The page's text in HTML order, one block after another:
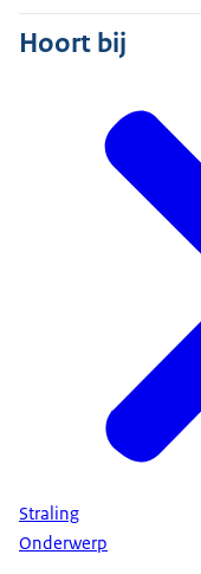
Hoort bij
Straling
Onderwerp